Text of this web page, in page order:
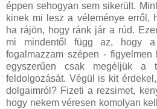
éppen sehogyan sem sikerült.
kinek mi lesz a véleménye erről,
ha rájön, hogy ránk jár a rúd.
mi mindentől függ az, hogy
fogalmazzam szépen - figyelmen
egyszerűen csak megéljük a
feldolgozását. Végül is kit
dolgaimról? Fizeti a rezsimet,
hogy nekem véresen komolyan